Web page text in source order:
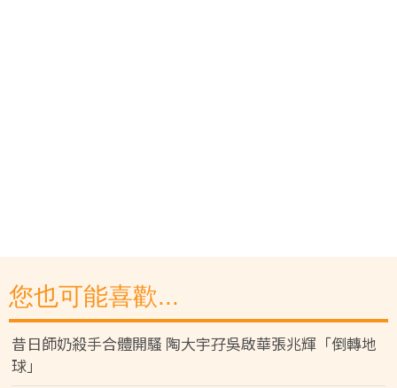
您也可能喜歡...
昔日師奶殺手合體開騷 陶大宇孖吳啟華張兆輝「倒轉地
球」